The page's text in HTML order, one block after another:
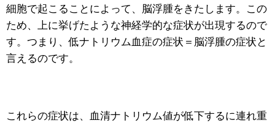
細胞で起こることによって、脳浮腫をきたします。この
ため、上に挙げたような神経学的な症状が出現するので
す。つまり、低ナトリウム血症の症状＝脳浮腫の症状と
言えるのです。
これらの症状は、血清ナトリウム値が低下するに連れ重